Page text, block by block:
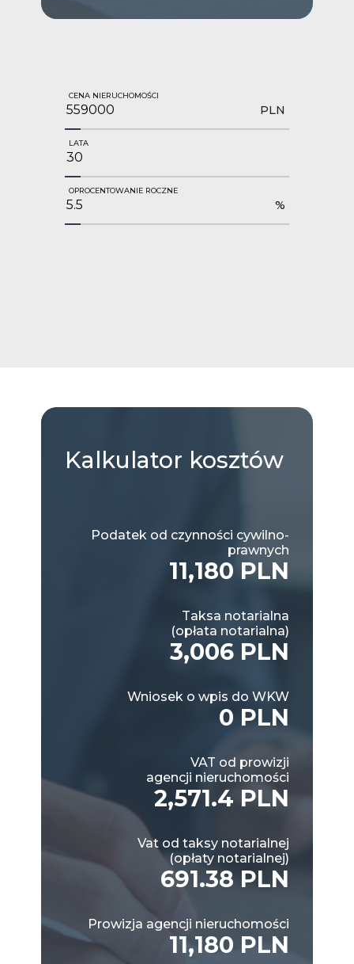
CENA NIERUCHOMOŚCI
PLN
LATA
OPROCENTOWANIE ROCZNE
%
Kalkulator kosztów
Podatek od czynności cywilno-
prawnych
11,180 PLN
Taksa notarialna
(opłata notarialna)
3,006 PLN
Wniosek o wpis do WKW
0 PLN
VAT od prowizji
agencji nieruchomości
2,571.4 PLN
Vat od taksy notarialnej
(opłaty notarialnej)
691.38 PLN
Prowizja agencji nieruchomości
11,180 PLN